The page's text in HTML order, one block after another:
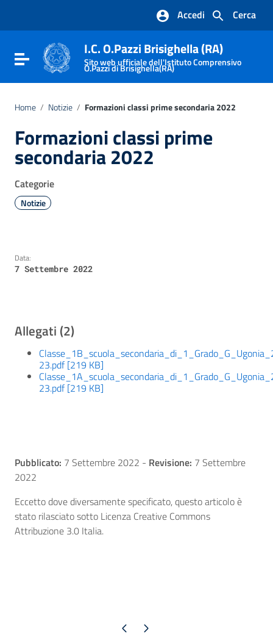
Vai al footer
Cerca
Accedi
Attiva / disattiva la navigazione
I.C. O.Pazzi Brisighella (RA)
Sito web ufficiale dell'Istituto Comprensivo
O.Pazzi di Brisighella(RA)
Home / Notizie / Formazioni classi prime secondaria 2022
Formazioni classi prime
secondaria 2022
Categorie
Notizie
Data:
7 Settembre 2022
Allegati (2)
23.pdf [219 KB]
23.pdf [219 KB]
Pubblicato: 7 Settembre 2022 - Revisione: 7 Settembre
2022
Eccetto dove diversamente specificato, questo articolo è
stato rilasciato sotto Licenza Creative Commons
Attribuzione 3.0 Italia.
Pagina precedente
Pagina successiva